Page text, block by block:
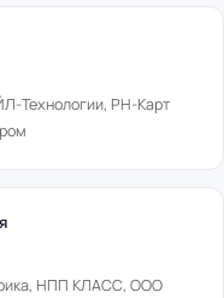
Технологии, РН-Карт
НПП КЛАСС, ООО